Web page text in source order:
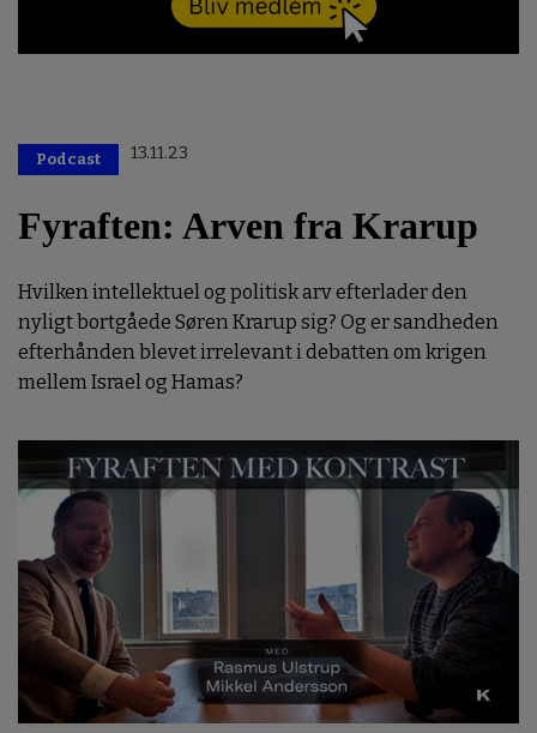
Podcast 13.11.23
Fyraften: Arven fra Krarup
Hvilken intellektuel og politisk arv efterlader den
nyligt bortgåede Søren Krarup sig? Og er sandheden
efterhånden blevet irrelevant i debatten om krigen
mellem Israel og Hamas?